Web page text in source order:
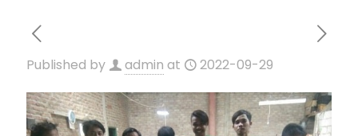
Published by admin at 2022-09-29